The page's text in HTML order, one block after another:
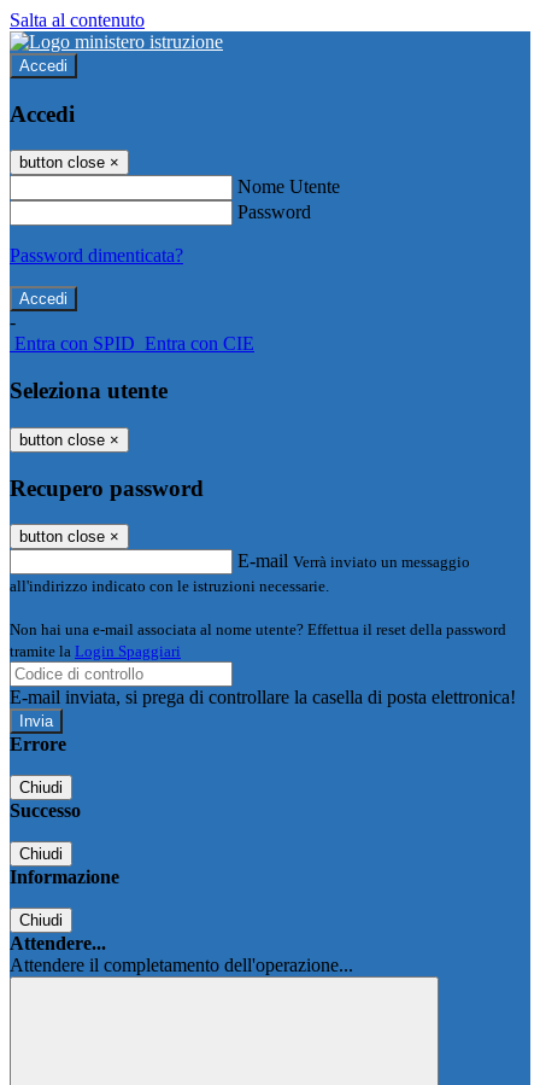
Salta al contenuto
Accedi
Accedi
button close ×
Nome Utente
Password
Password dimenticata?
-
Entra con SPID Entra con CIE
Seleziona utente
button close ×
Recupero password
button close ×
E-mail Verrà inviato un messaggio
all'indirizzo indicato con le istruzioni necessarie.
Non hai una e-mail associata al nome utente? Effettua il reset della password
tramite la Login Spaggiari
E-mail inviata, si prega di controllare la casella di posta elettronica!
Errore
Chiudi
Successo
Chiudi
Informazione
Chiudi
Attendere...
Attendere il completamento dell'operazione...